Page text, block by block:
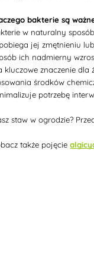
bakterie są
w naturalny
jej zmętnieniu
ich nadmierny
kluczowe znaczenie
środków
potrzebę
staw w ogrodzie?
także pojęcie